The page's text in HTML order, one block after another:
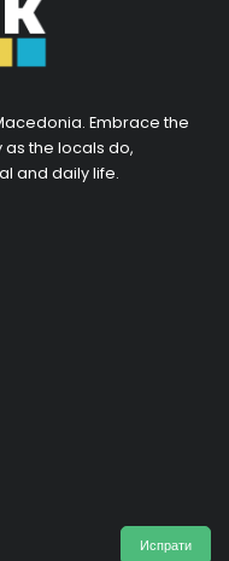
Embrace the
the locals do,
and daily life.
Испрати